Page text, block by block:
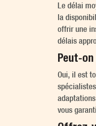
Le délai
la
offrir une
délais
Peut-
Oui, il est
vous